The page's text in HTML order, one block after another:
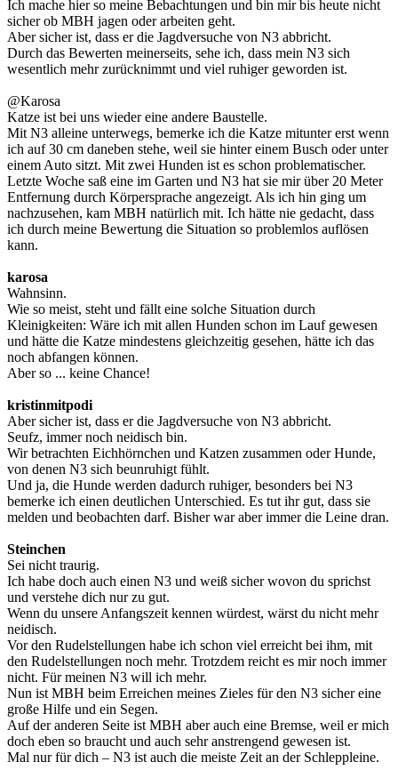
Ich mache hier so meine Bebachtungen und bin mir bis heute nicht
sicher ob MBH jagen oder arbeiten geht.
Aber sicher ist, dass er die Jagdversuche von N3 abbricht.
Durch das Bewerten meinerseits, sehe ich, dass mein N3 sich
wesentlich mehr zurücknimmt und viel ruhiger geworden ist.
@Karosa
Katze ist bei uns wieder eine andere Baustelle.
Mit N3 alleine unterwegs, bemerke ich die Katze mitunter erst wenn
ich auf 30 cm daneben stehe, weil sie hinter einem Busch oder unter
einem Auto sitzt. Mit zwei Hunden ist es schon problematischer.
Letzte Woche saß eine im Garten und N3 hat sie mir über 20 Meter
Entfernung durch Körpersprache angezeigt. Als ich hin ging um
nachzusehen, kam MBH natürlich mit. Ich hätte nie gedacht, dass
ich durch meine Bewertung die Situation so problemlos auflösen
kann.
karosa
Wahnsinn.
Wie so meist, steht und fällt eine solche Situation durch
Kleinigkeiten: Wäre ich mit allen Hunden schon im Lauf gewesen
und hätte die Katze mindestens gleichzeitig gesehen, hätte ich das
noch abfangen können.
Aber so ... keine Chance!
kristinmitpodi
Aber sicher ist, dass er die Jagdversuche von N3 abbricht.
Seufz, immer noch neidisch bin.
Wir betrachten Eichhörnchen und Katzen zusammen oder Hunde,
von denen N3 sich beunruhigt fühlt.
Und ja, die Hunde werden dadurch ruhiger, besonders bei N3
bemerke ich einen deutlichen Unterschied. Es tut ihr gut, dass sie
melden und beobachten darf. Bisher war aber immer die Leine dran.
Steinchen
Sei nicht traurig.
Ich habe doch auch einen N3 und weiß sicher wovon du sprichst
und verstehe dich nur zu gut.
Wenn du unsere Anfangszeit kennen würdest, wärst du nicht mehr
neidisch.
Vor den Rudelstellungen habe ich schon viel erreicht bei ihm, mit
den Rudelstellungen noch mehr. Trotzdem reicht es mir noch immer
nicht. Für meinen N3 will ich mehr.
Nun ist MBH beim Erreichen meines Zieles für den N3 sicher eine
große Hilfe und ein Segen.
Auf der anderen Seite ist MBH aber auch eine Bremse, weil er mich
doch eben so braucht und auch sehr anstrengend gewesen ist.
Mal nur für dich – N3 ist auch die meiste Zeit an der Schleppleine.